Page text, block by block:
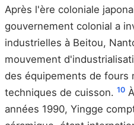
Après l'ère coloniale
gouvernement colonial a
industrielles à Beitou,
mouvement
des équipements de fours
techniques de cuisson. 10
années 1990, Yingge